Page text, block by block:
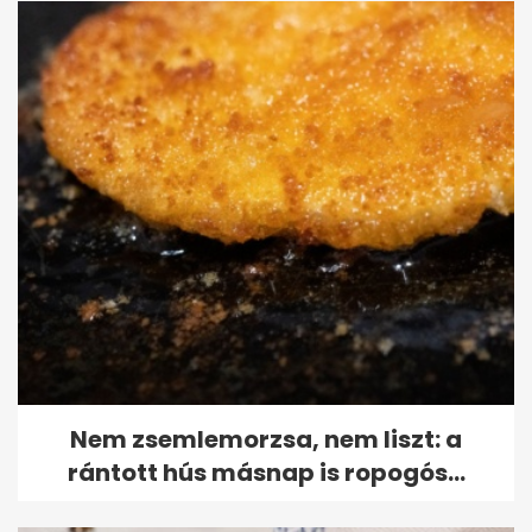
Nem zsemlemorzsa, nem liszt: a
rántott hús másnap is ropogós...